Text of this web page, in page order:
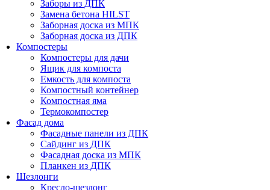
Заборы из ДПК
Замена бетона HILST
Заборная доска из МПК
Заборная доска из ДПК
Компостеры
Компостеры для дачи
Ящик для компоста
Емкость для компоста
Компостный контейнер
Компостная яма
Термокомпостер
Фасад дома
Фасадные панели из ДПК
Сайдинг из ДПК
Фасадная доска из МПК
Планкен из ДПК
Шезлонги
Кресло-шезлонг